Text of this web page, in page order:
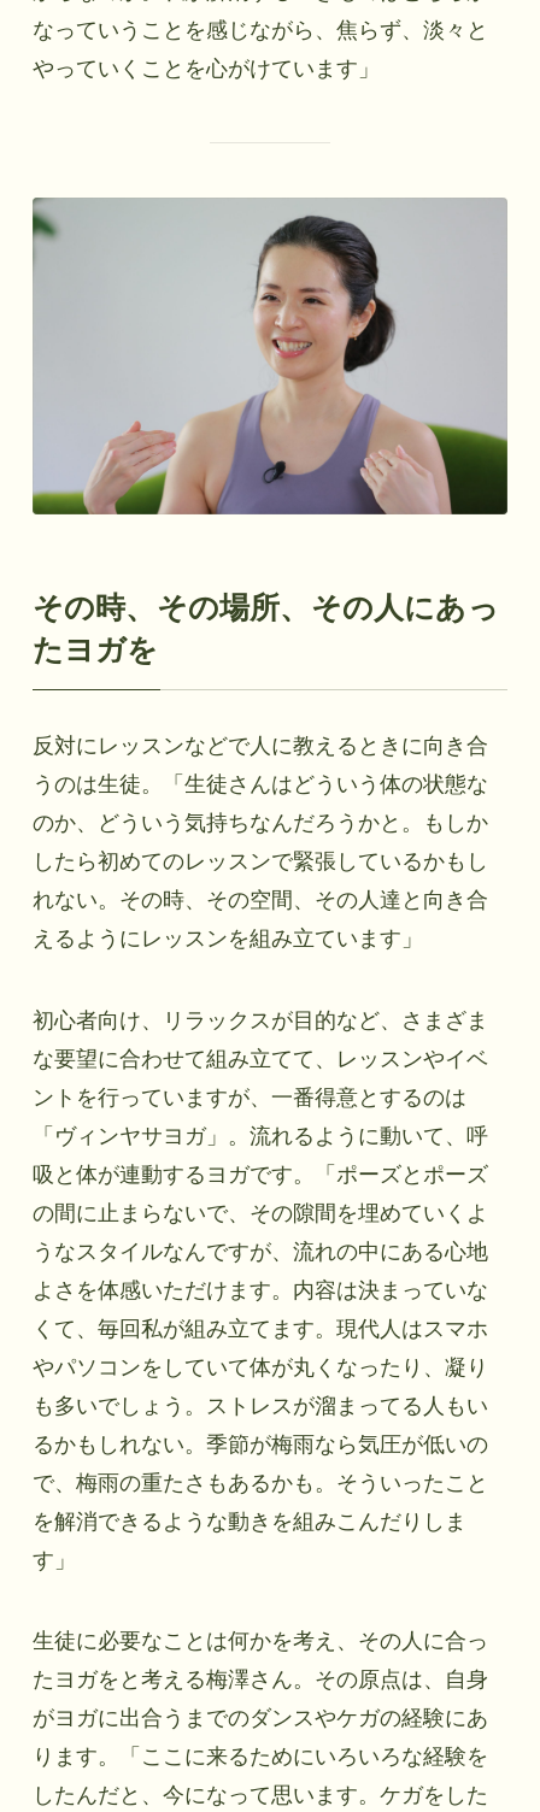
なっていうことを感じながら、焦らず、淡々と
やっていくことを心がけています」
その時、その場所、その人にあっ
たヨガを
反対にレッスンなどで人に教えるときに向き合
うのは生徒。「生徒さんはどういう体の状態な
のか、どういう気持ちなんだろうかと。もしか
したら初めてのレッスンで緊張しているかもし
れない。その時、その空間、その人達と向き合
えるようにレッスンを組み立ています」
初心者向け、リラックスが目的など、さまざま
な要望に合わせて組み立てて、レッスンやイベ
ントを行っていますが、一番得意とするのは
「ヴィンヤサヨガ」。流れるように動いて、呼
吸と体が連動するヨガです。「ポーズとポーズ
の間に止まらないで、その隙間を埋めていくよ
うなスタイルなんですが、流れの中にある心地
よさを体感いただけます。内容は決まっていな
くて、毎回私が組み立てます。現代人はスマホ
やパソコンをしていて体が丸くなったり、凝り
も多いでしょう。ストレスが溜まってる人もい
るかもしれない。季節が梅雨なら気圧が低いの
で、梅雨の重たさもあるかも。そういったこと
を解消できるような動きを組みこんだりしま
す」
生徒に必要なことは何かを考え、その人に合っ
たヨガをと考える梅澤さん。その原点は、自身
がヨガに出合うまでのダンスやケガの経験にあ
ります。
「ここに来るためにいろいろな経験を
したんだと、今になって思います。ケガをした